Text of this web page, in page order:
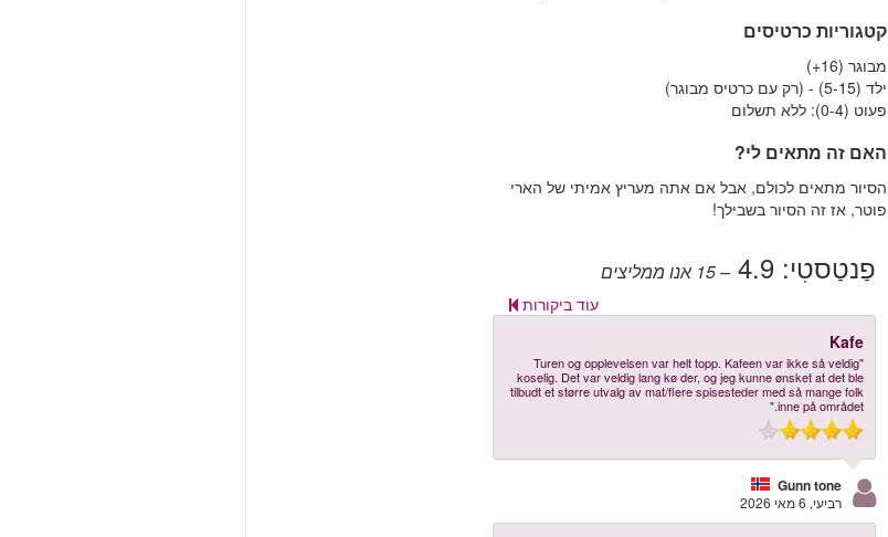
קטגוריות כרטיסים
מבוגר (16+)
ילד (5-15) - (רק עם כרטיס מבוגר)
פעוט (0-4): ללא תשלום
האם זה מתאים לי?
הסיור מתאים לכולם, אבל אם אתה מעריץ אמיתי של הארי
פוטר, אז זה הסיור בשבילך!
פַנטַסטִי:4.9
– 15 אנו ממליצים
עוד ביקורות
Kafe
"Turen og opplevelsen var helt topp. Kafeen var ikke så veldig
koselig. Det var veldig lang kø der, og jeg kunne ønsket at det ble
tilbudt et større utvalg av mat/flere spisesteder med så mange folk
inne på området."
Gunn tone
רביעי, 6 מאי 2026